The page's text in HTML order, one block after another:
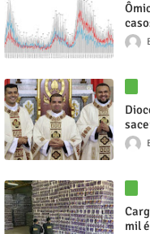
vai
Covid
mil